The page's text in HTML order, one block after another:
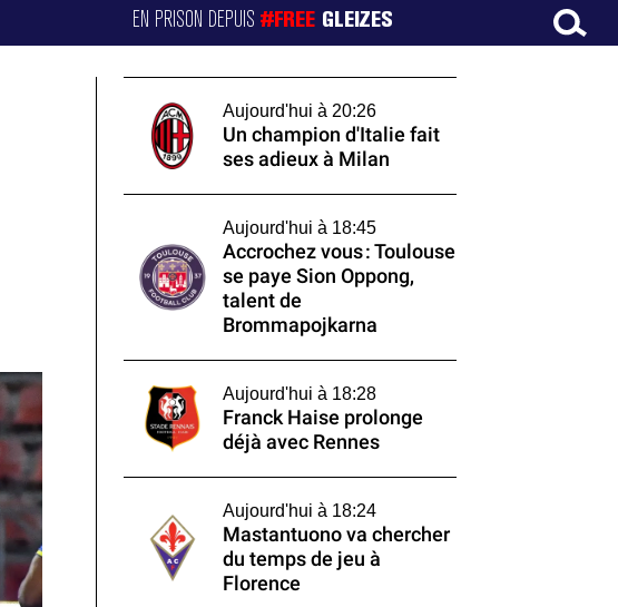
EN PRISON DEPUIS#FREE GLEIZES
Aujourd'hui à 20:26
Un champion d'Italie fait
ses adieux à Milan
Aujourd'hui à 18:45
Accrochez vous : Toulouse
se paye Sion Oppong,
talent de
Brommapojkarna
Aujourd'hui à 18:28
Franck Haise prolonge
déjà avec Rennes
Aujourd'hui à 18:24
Mastantuono va chercher
du temps de jeu à
Florence